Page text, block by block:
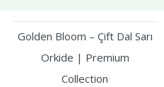
Golden Bloom – Çift Dal Sarı
Orkide | Premium
Collection